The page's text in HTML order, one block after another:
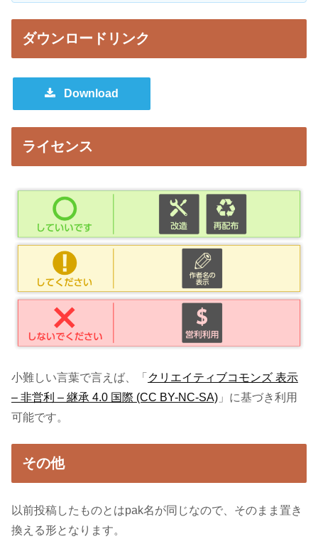
ダウンロードリンク
Download
ライセンス
小難しい言葉で言えば、「 クリエイティブコモンズ 表示
– 非営利 – 継承 4.0 国際 (CC BY-NC-SA) 」に基づき利用
可能です。
その他
以前投稿したものとはpak名が同じなので、そのまま置き
換える形となります。